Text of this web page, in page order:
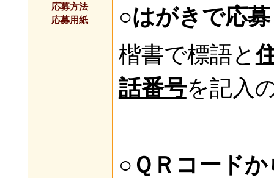
応募方法
応募用紙
○はがきで応募
楷書で標語と
話番号を記入
○ＱＲコード